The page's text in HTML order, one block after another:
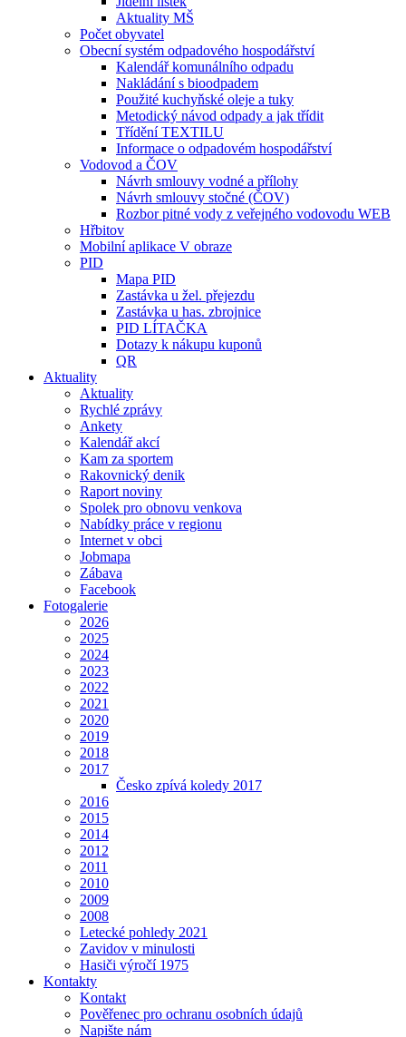
Aktuality MŠ
Počet obyvatel
Obecní systém odpadového hospodářství
Kalendář komunálního odpadu
Nakládání s bioodpadem
Použité kuchyňské oleje a tuky
Metodický návod odpady a jak třídit
Třídění TEXTILU
Informace o odpadovém hospodářství
Vodovod a ČOV
Návrh smlouvy vodné a přílohy
Návrh smlouvy stočné (ČOV)
Rozbor pitné vody z veřejného vodovodu WEB
Hřbitov
Mobilní aplikace V obraze
PID
Mapa PID
Zastávka u žel. přejezdu
Zastávka u has. zbrojnice
PID LÍTAČKA
Dotazy k nákupu kuponů
QR
Aktuality
Aktuality
Rychlé zprávy
Ankety
Kalendář akcí
Kam za sportem
Rakovnický denik
Raport noviny
Spolek pro obnovu venkova
Nabídky práce v regionu
Internet v obci
Jobmapa
Zábava
Facebook
Fotogalerie
2026
2025
2024
2023
2022
2021
2020
2019
2018
2017
Česko zpívá koledy 2017
2016
2015
2014
2012
2011
2010
2009
2008
Letecké pohledy 2021
Zavidov v minulosti
Hasiči výročí 1975
Kontakty
Kontakt
Pověřenec pro ochranu osobních údajů
Napište nám